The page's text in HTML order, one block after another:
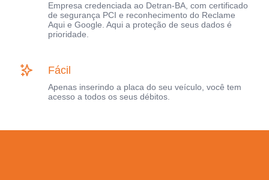
Empresa credenciada ao Detran-BA, com certificado
de segurança PCI e reconhecimento do Reclame
Aqui e Google. Aqui a proteção de seus dados é
prioridade.
Fácil
Apenas inserindo a placa do seu veículo, você tem
acesso a todos os seus débitos.